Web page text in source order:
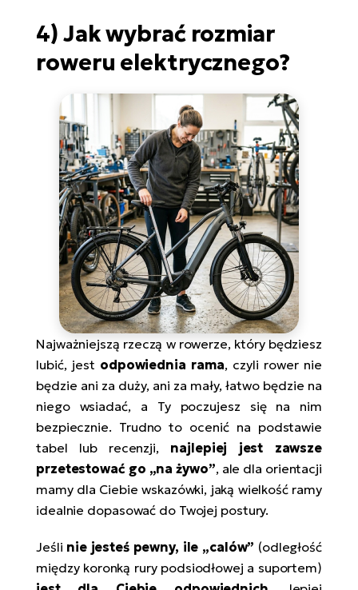
4) Jak wybrać rozmiar
roweru elektrycznego?
Najważniejszą rzeczą w rowerze, który będziesz
lubić, jest odpowiednia rama, czyli rower nie
będzie ani za duży, ani za mały, łatwo będzie na
niego wsiadać, a Ty poczujesz się na nim
bezpiecznie. Trudno to ocenić na podstawie
tabel lub recenzji, najlepiej jest zawsze
przetestować go „na żywo”, ale dla orientacji
mamy dla Ciebie wskazówki, jaką wielkość ramy
idealnie dopasować do Twojej postury.
Jeśli nie jesteś pewny, ile „calów” (odległość
między koronką rury podsiodłowej a suportem)